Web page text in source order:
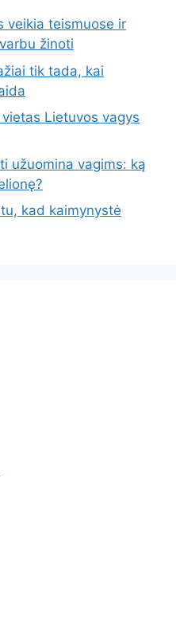
veikia teismuose ir
žinoti
tik tada, kai
Lietuvos vagys
užuomina vagims: ką
kad kaimynystė